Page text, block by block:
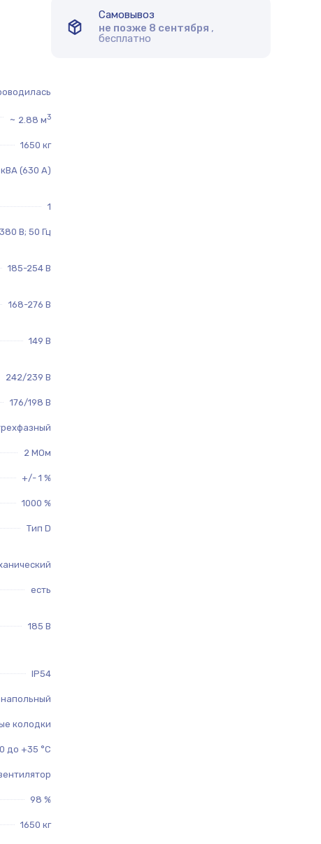
~ 2.88 м3
1650 кг
(630 А)
1
380 В; 50 Гц
185-254 В
168-276 В
149 В
242/239 В
176/198 В
2 МОм
+/- 1 %
1000 %
Тип D
есть
185 В
IP54
напольный
колодки
до +35 °C
98 %
1650 кг
Самовывоз
не позже 8 сентября ,
бесплатно